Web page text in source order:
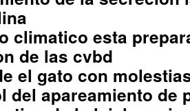
climatico esta
de las cvbd
el gato con
del apareamiento de